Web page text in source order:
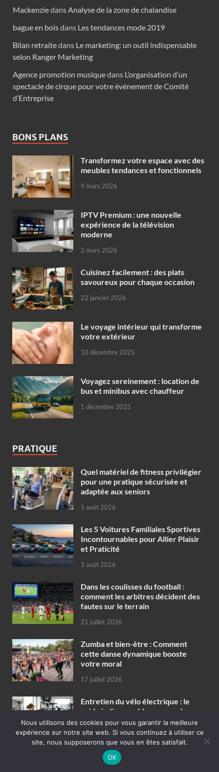
MackenziedansAnalyse de la zone de chalandise
bague en boisdans Les tendances mode 2019
Bilan retraitedans Le marketing: un outil indispensable
selon Ranger Marketing
Agence promotion musiquedans L’organisation d’un
spectacle de cirque pour votre événement de Comité
d’Entreprise
BONS PLANS
Transformez votre espace avec des
meubles tendances et fonctionnels
9 mars 2026
IPTV Premium : une nouvelle
expérience de la télévision
moderne
2 mars 2026
Cuisinez facilement : des plats
savoureux pour chaque occasion
22 janvier 2026
Le voyage intérieur qui transforme
votre extérieur
10 décembre 2025
Voyagez sereinement : location de
bus et minibus avec chauffeur
1 décembre 2025
PRATIQUE
Quel matériel de fitness privilégier
pour une pratique sécurisée et
adaptée aux seniors
5 août 2026
Les 5 Voitures Familiales Sportives
Incontournables pour Allier Plaisir
et Praticité
3 août 2026
Dans les coulisses du football :
comment les arbitres décident des
fautes sur le terrain
21 juillet 2026
Zumba et bien-être : Comment
cette danse dynamique booste
votre moral
17 juillet 2026
Entretien du vélo électrique : le
guide indispensable pour rouler en
toute sérénité
13 juillet 2026
Nous utilisons des cookies pour vous garantir la meilleure
expérience sur notre site web. Si vous continuez à utiliser ce
site, nous supposerons que vous en êtes satisfait.
OK